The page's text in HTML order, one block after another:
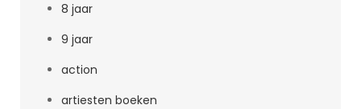
8 jaar
9 jaar
action
artiesten boeken